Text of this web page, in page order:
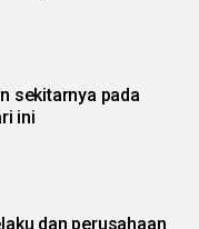
sekitarnya pada
ini
dan perusahaan